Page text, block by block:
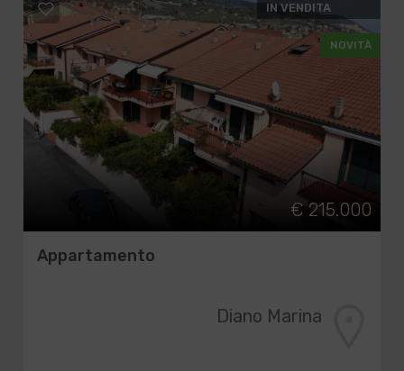
IN VENDITA
NOVITÀ
€ 215.000
Appartamento
Diano Marina